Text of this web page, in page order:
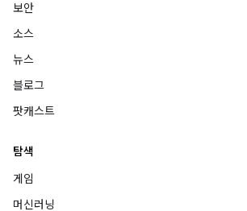
보안
소스
뉴스
블로그
팟캐스트
탐색
게임
머신러닝